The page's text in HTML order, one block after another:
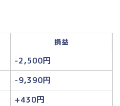
損益
-2,500円
-9,390円
+430円